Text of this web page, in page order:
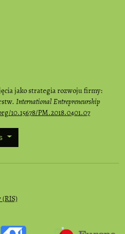
jako strategia rozwoju firmy:
International Entrepreneurship
10.15678/PM.2018.0401.07